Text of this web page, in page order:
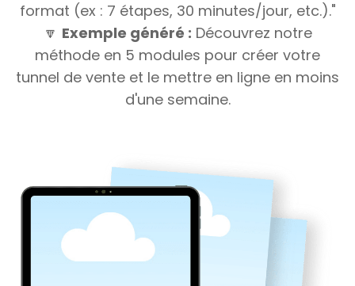
format (ex : 7 étapes, 30 minutes/jour, etc.)."
🔽 Exemple généré : Découvrez notre
méthode en 5 modules pour créer votre
tunnel de vente et le mettre en ligne en moins
d'une semaine.